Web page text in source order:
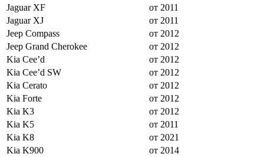
Jaguar XF
от 2011
Jaguar XJ
от 2011
Jeep Compass
от 2012
Jeep Grand Cherokee
от 2012
Kia Cee’d
от 2012
Kia Cee’d SW
от 2012
Kia Cerato
от 2012
Kia Forte
от 2012
Kia K3
от 2012
Kia K5
от 2011
Kia K8
от 2021
Kia K900
от 2014